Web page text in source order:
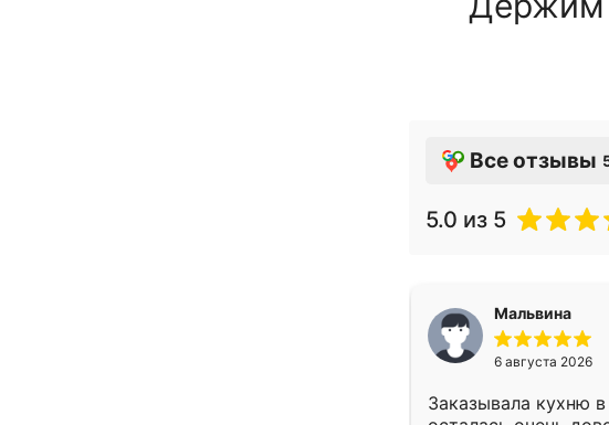
Все отзывы
5.0 из 5
Мальвина
6 августа 2026
Заказывала кухню в